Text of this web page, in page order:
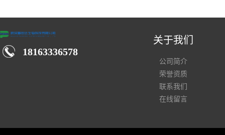
18163336578
关于我们
公司简介
荣誉资质
联系我们
在线留言